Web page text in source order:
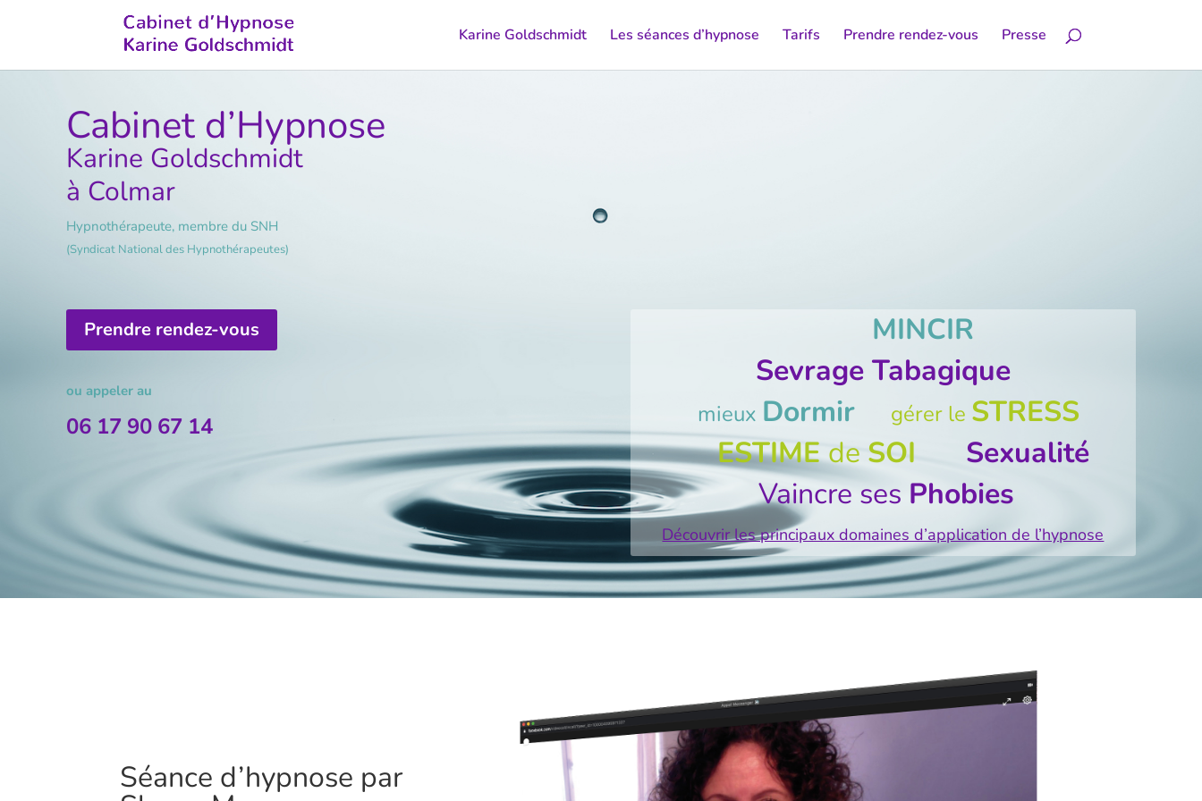
Karine Goldschmidt Les séances d’hypnose Tarifs Prendre rendez-vous Presse
Cabinet d’Hypnose
Karine Goldschmidt
à Colmar
Hypnothérapeute, membre du SNH
(Syndicat National des Hypnothérapeutes)
Prendre rendez-vous
ou appeler au
06 17 90 67 14
MINCIR
Sevrage Tabagique
mieux Dormir gérer le STRESS
ESTIMEde SOI
Sexualité
Vaincre ses Phobies
Découvrir les principaux domaines d’application de l’hypnose
Séance d’hypnose par